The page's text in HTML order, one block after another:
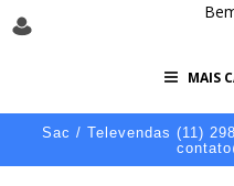
MAIS
Sac / Televendas (11)